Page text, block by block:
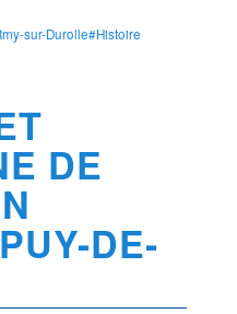
sur-Durolle#Histoire
DE
DE-